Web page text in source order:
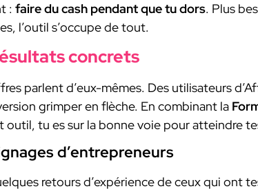
: faire du cash pendant que tu dors. Plus
l’outil s’occupe de tout.
concrets
parlent d’eux-mêmes. Des utilisateurs
grimper en flèche. En combinant la
outil, tu es sur la bonne voie pour atteindre
d’entrepreneurs
retours d’expérience de ceux qui ont